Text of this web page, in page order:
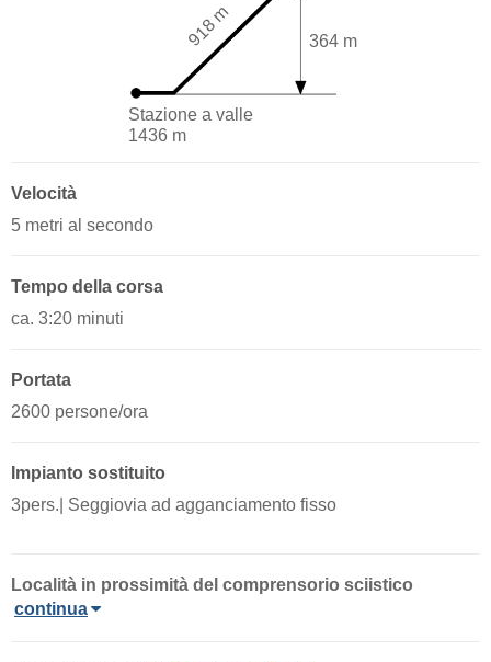
Stazione a valle
1436 m
364 m
918 m
Velocità
5 metri al secondo
Tempo della corsa
ca. 3:20 minuti
Portata
2600 persone/ora
Impianto sostituito
3pers.| Seggiovia ad agganciamento fisso
Località in prossimità del comprensorio sciistico
continua